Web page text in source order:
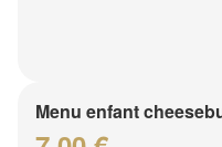
Menu enfant